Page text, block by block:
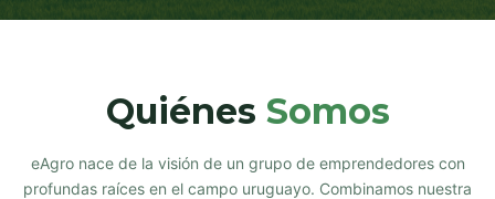
Quiénes Somos
eAgro nace de la visión de un grupo de emprendedores con
profundas raíces en el campo uruguayo. Combinamos nuestra